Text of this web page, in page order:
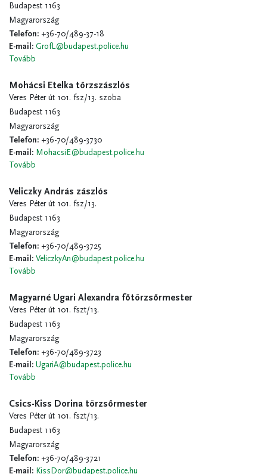
Budapest 1163
Magyarország
Telefon: +36-70/489-37-18
E-mail : GrofL@budapest.police.hu
Tovább
Mohácsi Etelka törzszászlós
Veres Péter út 101. fsz/13. szoba
Budapest 1163
Magyarország
Telefon: +36-70/489-3730
E-mail : MohacsiE@budapest.police.hu
Tovább
Veliczky András zászlós
Veres Péter út 101. fsz/13.
Budapest 1163
Magyarország
Telefon: +36-70/489-3725
E-mail : VeliczkyAn@budapest.police.hu
Tovább
Magyarné Ugari Alexandra főtörzsőrmester
Veres Péter út 101. fszt/13.
Budapest 1163
Magyarország
Telefon: +36-70/489-3723
E-mail : UgariA@budapest.police.hu
Tovább
Csics-Kiss Dorina törzsőrmester
Veres Péter út 101. fszt/13.
Budapest 1163
Magyarország
Telefon: +36-70/489-3721
E-mail : KissDor@budapest.police.hu